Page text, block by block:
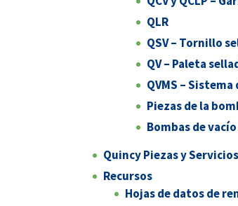
QLR
QSV – Tornillo
QV – Paleta
QVMS –
Piezas de la
Bombas de
Quincy Piezas y Servicios
Recursos
Hojas de datos de